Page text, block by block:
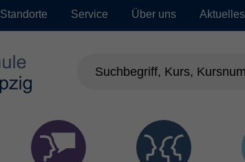
Standorte Service Über uns Aktuelles